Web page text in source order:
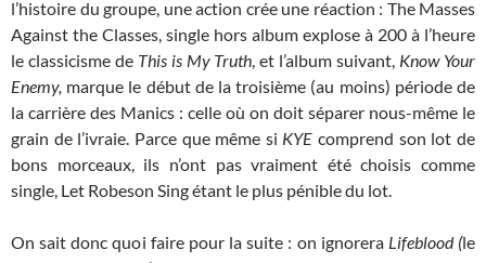
l’histoire du groupe, une action crée une réaction : The Masses
Against the Classes, single hors album explose à 200 à l’heure
le classicisme de This is My Truth, et l’album suivant, Know Your
Enemy, marque le début de la troisième (au moins) période de
la carrière des Manics : celle où on doit séparer nous-même le
grain de l’ivraie. Parce que même si KYE comprend son lot de
bons morceaux, ils n’ont pas vraiment été choisis comme
single, Let Robeson Sing étant le plus pénible du lot.
On sait donc quoi faire pour la suite : on ignorera Lifeblood (le